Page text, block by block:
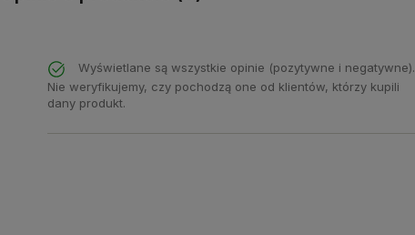
Wyświetlane są wszystkie opinie (pozytywne i negatywne).
Nie weryfikujemy, czy pochodzą one od klientów, którzy kupili
dany produkt.